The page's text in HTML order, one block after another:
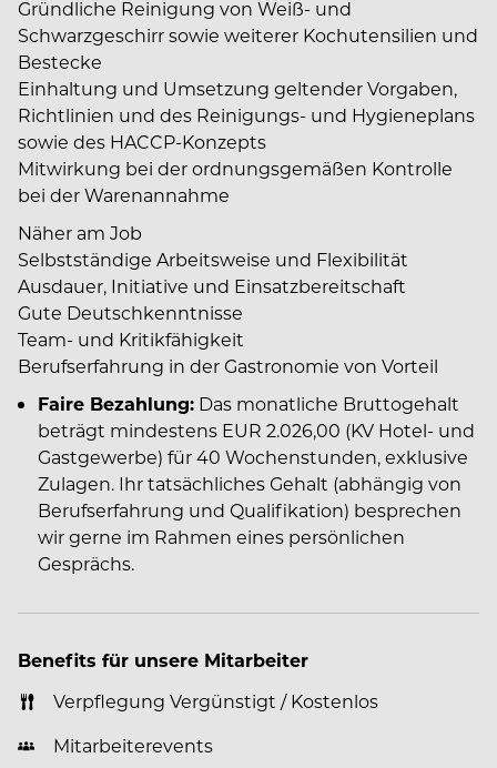
Gründliche Reinigung von Weiß- und
Schwarzgeschirr sowie weiterer Kochutensilien und
Bestecke
Einhaltung und Umsetzung geltender Vorgaben,
Richtlinien und des Reinigungs- und Hygieneplans
sowie des HACCP-Konzepts
Mitwirkung bei der ordnungsgemäßen Kontrolle
bei der Warenannahme
Näher am Job
Selbstständige Arbeitsweise und Flexibilität
Ausdauer, Initiative und Einsatzbereitschaft
Gute Deutschkenntnisse
Team- und Kritikfähigkeit
Berufserfahrung in der Gastronomie von Vorteil
Faire Bezahlung: Das monatliche Bruttogehalt
beträgt mindestens EUR 2.026,00 (KV Hotel- und
Gastgewerbe) für 40 Wochenstunden, exklusive
Zulagen. Ihr tatsächliches Gehalt (abhängig von
Berufserfahrung und Qualifikation) besprechen
wir gerne im Rahmen eines persönlichen
Gesprächs.
Benefits für unsere Mitarbeiter
Verpflegung Vergünstigt / Kostenlos
Mitarbeiterevents